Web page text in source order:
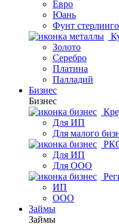
Евро
Юань
Фунт
Золото
Серебро
Платина
Палладий
Бизнес
Бизнес
Для ИП
Для малого
Для ИП
Для ООО
ИП
ООО
Займы
Займы